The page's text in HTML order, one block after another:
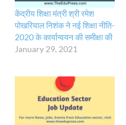
केंद्रीय शिक्षा मंत्री श्री रमेश
पोखरियाल निशंक ने नई शिक्षा नीति-
2020 के कार्यान्वयन की समीक्षा की
January 29, 2021